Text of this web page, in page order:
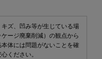
ズ、凹み等が生じている場
ージ廃棄削減）の観点から
体には問題がないことを確
ください。